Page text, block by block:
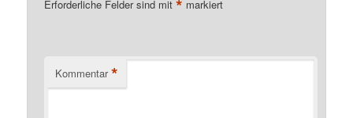
Erforderliche Felder sind mit* markiert
Kommentar *